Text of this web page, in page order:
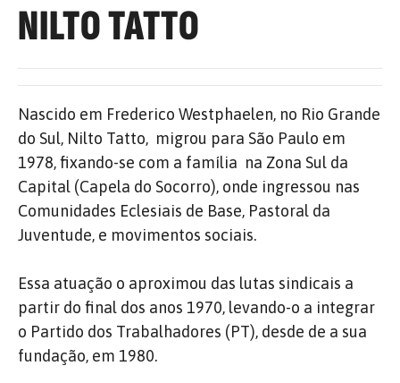
NILTO TATTO
Nascido em Frederico Westphaelen, no Rio Grande
do Sul, Nilto Tatto, migrou para São Paulo em
1978, fixando-se com a família na Zona Sul da
Capital (Capela do Socorro), onde ingressou nas
Comunidades Eclesiais de Base, Pastoral da
Juventude, e movimentos sociais.
Essa atuação o aproximou das lutas sindicais a
partir do final dos anos 1970, levando-o a integrar
o Partido dos Trabalhadores (PT), desde de a sua
fundação, em 1980.